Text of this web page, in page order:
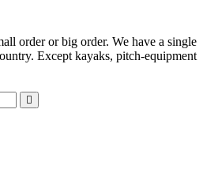
order or big order. We have a single
Except kayaks, pitch-equipment